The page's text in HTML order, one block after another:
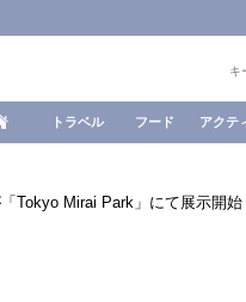
トラベル フード アクテ
Tokyo Mirai Park」にて展示